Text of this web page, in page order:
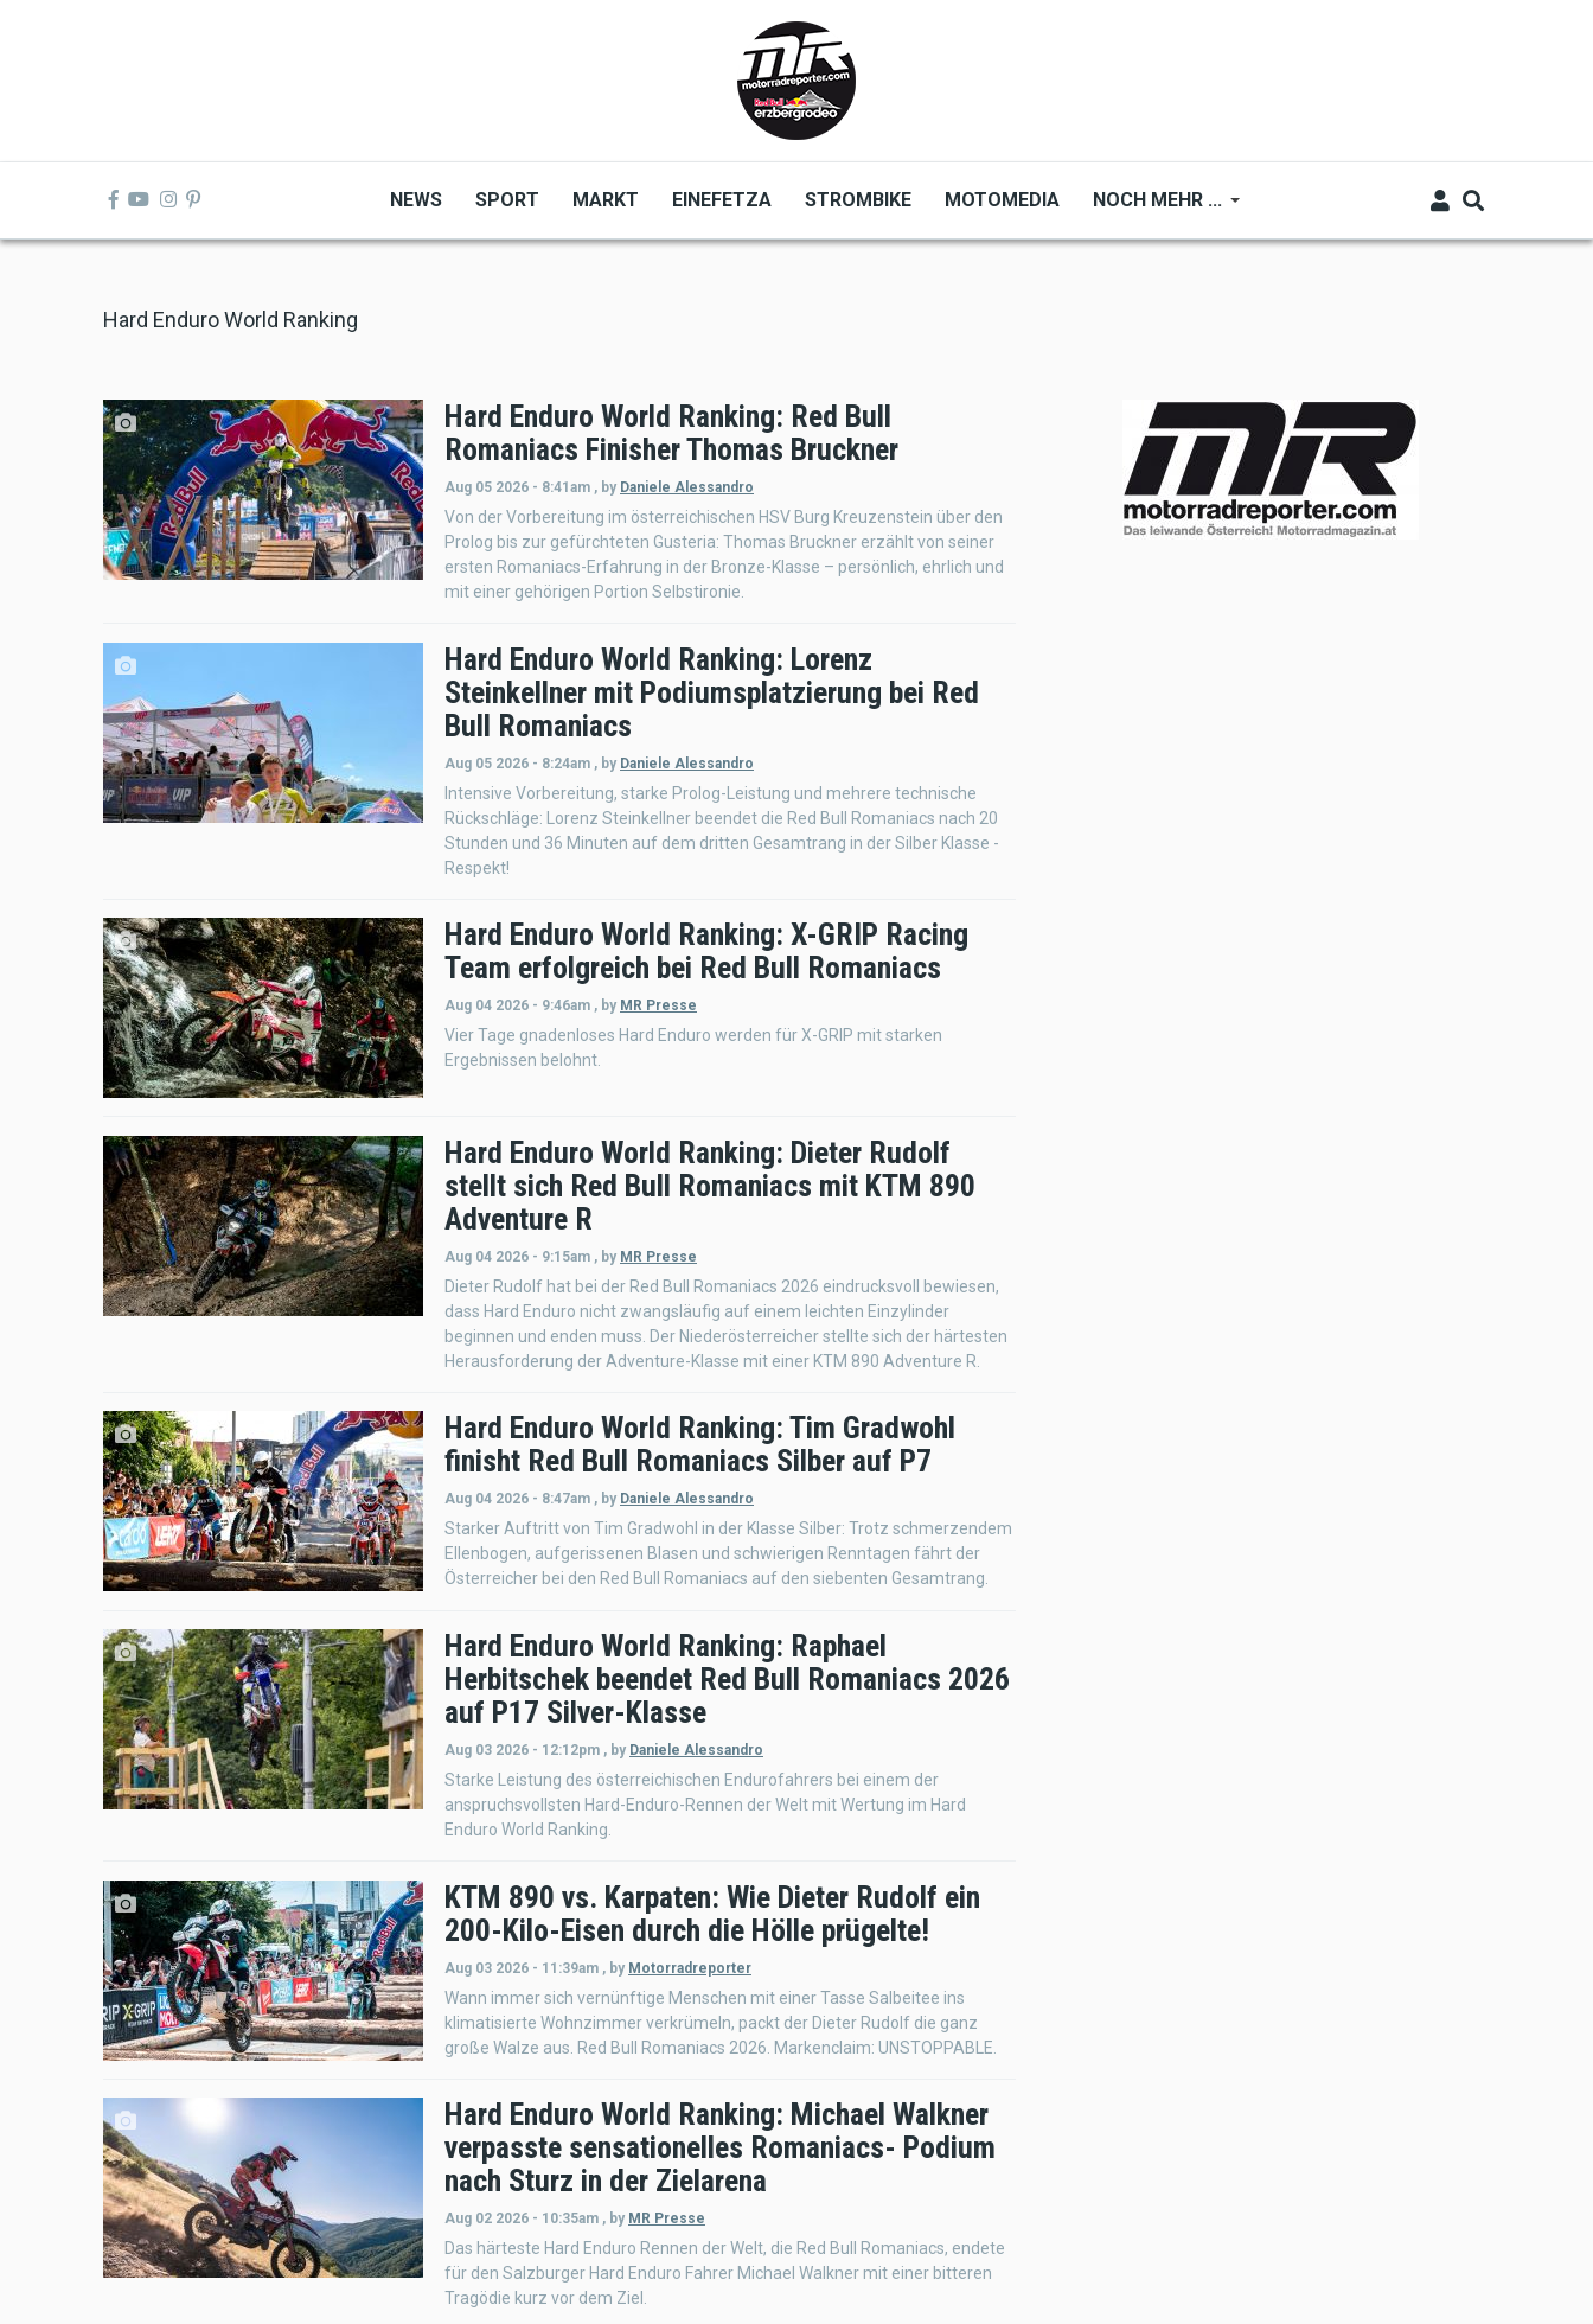
NEWS SPORT MARKT EINEFETZA STROMBIKE MOTOMEDIA NOCH MEHR ...
Hard Enduro World Ranking
Hard Enduro World Ranking: Red Bull
Romaniacs Finisher Thomas Bruckner
Aug 05 2026 - 8:41am , by Daniele Alessandro
Von der Vorbereitung im österreichischen HSV Burg Kreuzenstein über den
Prolog bis zur gefürchteten Gusteria: Thomas Bruckner erzählt von seiner
ersten Romaniacs-Erfahrung in der Bronze-Klasse – persönlich, ehrlich und
mit einer gehörigen Portion Selbstironie.
Hard Enduro World Ranking: Lorenz
Steinkellner mit Podiumsplatzierung bei Red
Bull Romaniacs
Aug 05 2026 - 8:24am , by Daniele Alessandro
Intensive Vorbereitung, starke Prolog-Leistung und mehrere technische
Rückschläge: Lorenz Steinkellner beendet die Red Bull Romaniacs nach 20
Stunden und 36 Minuten auf dem dritten Gesamtrang in der Silber Klasse -
Respekt!
Hard Enduro World Ranking: X-GRIP Racing
Team erfolgreich bei Red Bull Romaniacs
Aug 04 2026 - 9:46am , by MR Presse
Vier Tage gnadenloses Hard Enduro werden für X-GRIP mit starken
Ergebnissen belohnt.
Hard Enduro World Ranking: Dieter Rudolf
stellt sich Red Bull Romaniacs mit KTM 890
Adventure R
Aug 04 2026 - 9:15am , by MR Presse
Dieter Rudolf hat bei der Red Bull Romaniacs 2026 eindrucksvoll bewiesen,
dass Hard Enduro nicht zwangsläufig auf einem leichten Einzylinder
beginnen und enden muss. Der Niederösterreicher stellte sich der härtesten
Herausforderung der Adventure-Klasse mit einer KTM 890 Adventure R.
Hard Enduro World Ranking: Tim Gradwohl
finisht Red Bull Romaniacs Silber auf P7
Aug 04 2026 - 8:47am , by Daniele Alessandro
Starker Auftritt von Tim Gradwohl in der Klasse Silber: Trotz schmerzendem
Ellenbogen, aufgerissenen Blasen und schwierigen Renntagen fährt der
Österreicher bei den Red Bull Romaniacs auf den siebenten Gesamtrang.
Hard Enduro World Ranking: Raphael
Herbitschek beendet Red Bull Romaniacs 2026
auf P17 Silver-Klasse
Aug 03 2026 - 12:12pm , by Daniele Alessandro
Starke Leistung des österreichischen Endurofahrers bei einem der
anspruchsvollsten Hard-Enduro-Rennen der Welt mit Wertung im Hard
Enduro World Ranking.
KTM 890 vs. Karpaten: Wie Dieter Rudolf ein
200-Kilo-Eisen durch die Hölle prügelte!
Aug 03 2026 - 11:39am , by Motorradreporter
Wann immer sich vernünftige Menschen mit einer Tasse Salbeitee ins
klimatisierte Wohnzimmer verkrümeln, packt der Dieter Rudolf die ganz
große Walze aus. Red Bull Romaniacs 2026. Markenclaim: UNSTOPPABLE.
Hard Enduro World Ranking: Michael Walkner
verpasste sensationelles Romaniacs- Podium
nach Sturz in der Zielarena
Aug 02 2026 - 10:35am , by MR Presse
Das härteste Hard Enduro Rennen der Welt, die Red Bull Romaniacs, endete
für den Salzburger Hard Enduro Fahrer Michael Walkner mit einer bitteren
Tragödie kurz vor dem Ziel.